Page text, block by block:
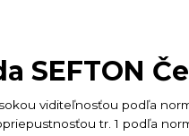
SEFTON
viditeľnosťou podľa
tr. 1 podľa